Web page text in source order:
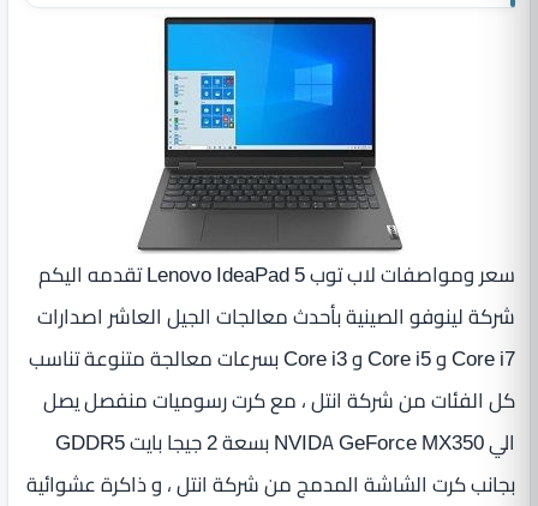
سعر ومواصفات لاب توب Lenovo IdeaPad 5 تقدمه اليكم
شركة لينوفو الصينية بأحدث معالجات الجيل العاشر اصدارات
Core i7 و Core i5 و Core i3 بسرعات معالجة متنوعة تناسب
كل الفئات من شركة انتل ، مع كرت رسوميات منفصل يصل
الي NVIDA GeForce MX350 بسعة 2 جيجا بايت GDDR5
بجانب كرت الشاشة المدمج من شركة انتل ، و ذاكرة عشوائية